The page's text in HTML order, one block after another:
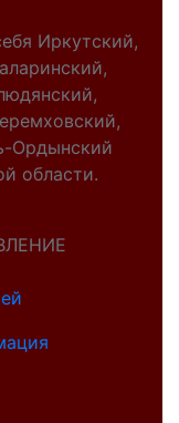
Иркутский,
Ордынский
области.